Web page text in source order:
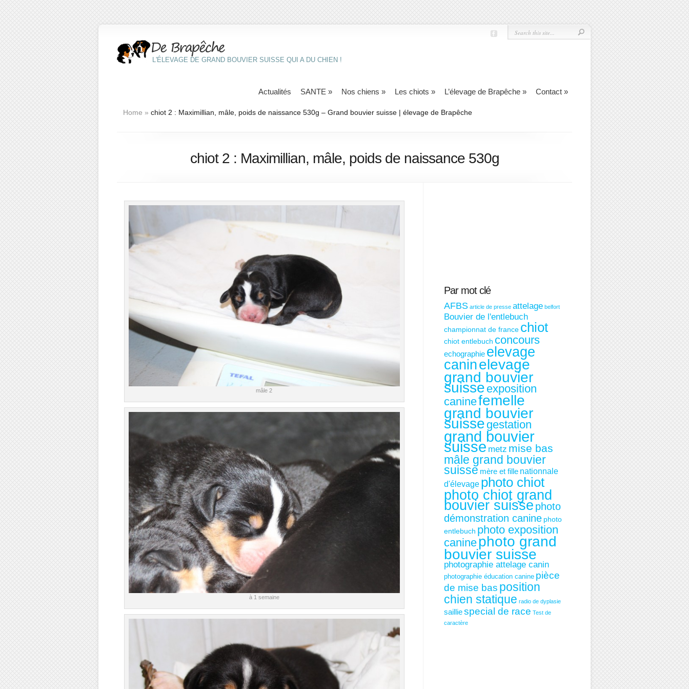
L'ÉLEVAGE DE GRAND BOUVIER SUISSE QUI A DU CHIEN !
Actualités SANTE » Nos chiens » Les chiots » L’élevage de Brapêche » Contact »
Home » chiot 2 : Maximillian, mâle, poids de naissance 530g – Grand bouvier suisse | élevage de Brapêche
chiot 2 : Maximillian, mâle, poids de naissance 530g
mâle 2
à 1 semaine
Par mot clé
AFBS article de presse attelage belfort
Bouvier de l'entlebuch
championnat de france chiot
chiot entlebuch concours
echographie elevage
caninelevage
grand bouvier
suisse exposition
caninefemelle
grand bouvier
suisse gestation
grand bouvier
suisse metz mise bas
mâle grand bouvier
suisse mère et fille nationnale
d'élevage photo chiot
photo chiot grand
bouvier suisse photo
démonstration canine photo
entlebuch photo exposition
caninephoto grand
bouvier suisse
photographie attelage canin
photographie éducation canine pièce
de mise bas position
chien statique radio de dyplasie
sailliespecial de race Test de
caractère